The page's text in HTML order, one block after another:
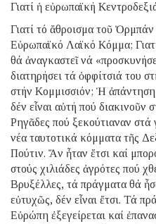
Γιατί ἡ εὐρωπαϊκή
Γιατί τό ἄθροισμα τοῦ
Εὐρωπαϊκό Λαϊκό Κόμμα;
θά ἀναγκαστεῖ νά
διατηρήσει τά ὀφφίτσιά του
στήν Κομμισσιόν; Ἡ
δέν εἶναι αὐτή πού διακινοῦν
Ρηγᾶδες πού ξεκούτιαναν
νέα ταυτοτικά κόμματα τῆς
Πούτιν. Ἄν ἦταν ἔτσι καί
στούς χιλιάδες ἀγρότες πού
Βρυξέλλες, τά πράγματα θά
εὐτυχῶς, δέν εἶναι ἔτσι. Τά
Εὐρώπη ἐξεγείρεται καί